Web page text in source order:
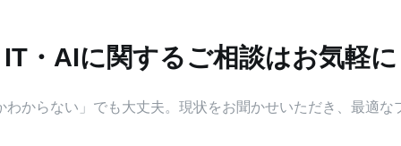
IT・AIに関するご相談はお気軽に
わからない」でも大丈夫。現状をお聞かせいただき、最適な